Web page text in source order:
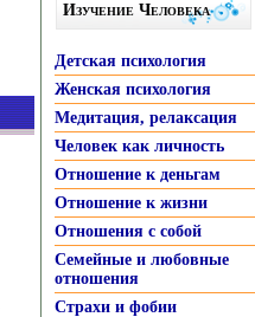
Изучение Человека
Детская психология
Женская психология
Медитация, релаксация
Человек как личность
Отношение к деньгам
Отношение к жизни
Отношения с собой
Семейные и любовные
отношения
Страхи и фобии